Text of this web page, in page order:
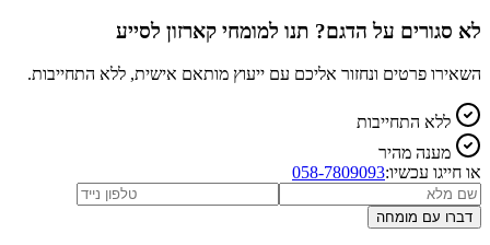
לא סגורים על הדגם? תנו למומחי קארזון לסייע
השאירו פרטים ונחזור אליכם עם ייעוץ מותאם אישית, ללא התחייבות.
ללא התחייבות
מענה מהיר
או חייגו עכשיו:058-7809093
דברו עם מומחה